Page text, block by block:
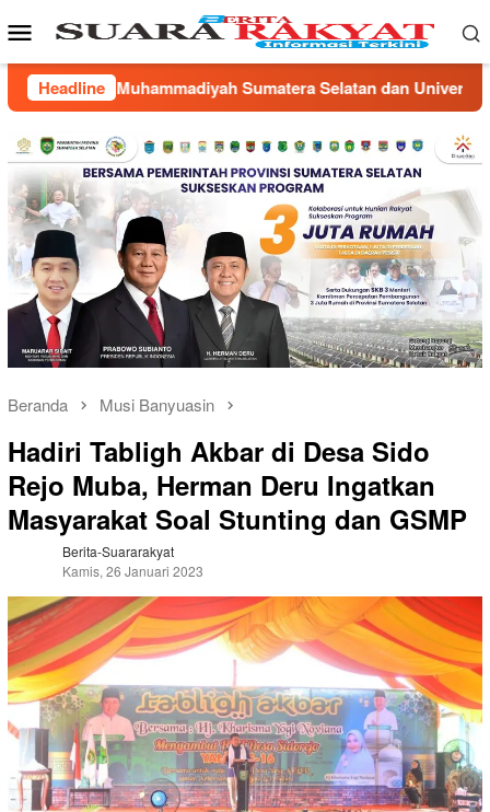
ke
Menu
Mobile
Headlinedan Universitas Muhammadiyah Palembang Perkuat
Beranda Musi Banyuasin
Hadiri Tabligh Akbar di Desa Sido
Rejo Muba, Herman Deru Ingatkan
Masyarakat Soal Stunting dan GSMP
Berita-Suararakyat
Kamis, 26 Januari 2023